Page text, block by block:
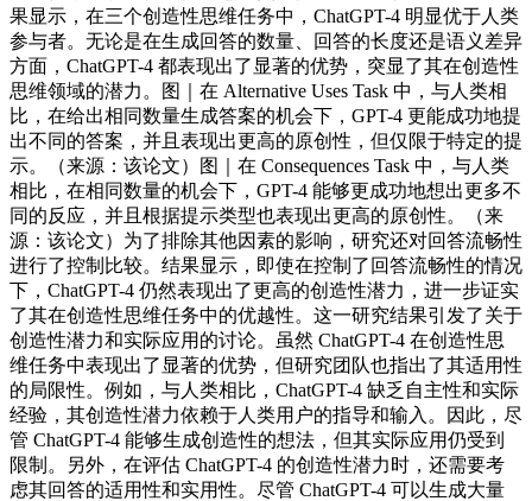
果显示，在三个创造性思维任务中，ChatGPT-4 明显优于人类
参与者。无论是在生成回答的数量、回答的长度还是语义差异
方面，ChatGPT-4 都表现出了显著的优势，突显了其在创造性
思维领域的潜力。图｜在 Alternative Uses Task 中，与人类相
比，在给出相同数量生成答案的机会下，GPT-4 更能成功地提
出不同的答案，并且表现出更高的原创性，但仅限于特定的提
示。（来源：该论文）图｜在 Consequences Task 中，与人类
相比，在相同数量的机会下，GPT-4 能够更成功地想出更多不
同的反应，并且根据提示类型也表现出更高的原创性。（来
源：该论文）为了排除其他因素的影响，研究还对回答流畅性
进行了控制比较。结果显示，即使在控制了回答流畅性的情况
下，ChatGPT-4 仍然表现出了更高的创造性潜力，进一步证实
了其在创造性思维任务中的优越性。这一研究结果引发了关于
创造性潜力和实际应用的讨论。虽然 ChatGPT-4 在创造性思
维任务中表现出了显著的优势，但研究团队也指出了其适用性
的局限性。例如，与人类相比，ChatGPT-4 缺乏自主性和实际
经验，其创造性潜力依赖于人类用户的指导和输入。因此，尽
管 ChatGPT-4 能够生成创造性的想法，但其实际应用仍受到
限制。另外，在评估 ChatGPT-4 的创造性潜力时，还需要考
虑其回答的适用性和实用性。尽管 ChatGPT-4 可以生成大量